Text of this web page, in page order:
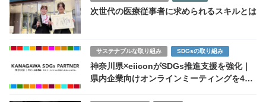
次世代の医療従事者に求められるスキルとは
サステナブルな取り組み SDGsの取り組み
神奈川県×eiiconがSDGs推進支援を強化｜
県内企業向けオンラインミーティングを4月